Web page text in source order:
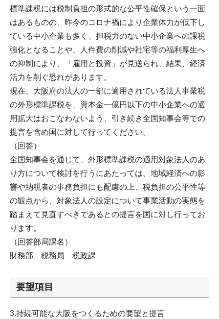
標準課税には税制負担の形式的な公平性確保という一面
はあるものの、昨今のコロナ禍により企業体力が低下し
ている中小企業も多く、担税力のない中小企業への課税
強化となることや、人件費の削減や社宅等の福利厚生へ
の抑制により、「雇用と投資」が見送られ、結果、経済
活力を削ぐ恐れがあります。
現在、大阪府の法人の一部に適用されている法人事業税
の外形標準課税を、資本金一億円以下の中小企業への適
用拡大はおこなわないよう、引き続き全国知事会等での
提言を含め国に対して行ってください。
（回答）
全国知事会を通じて、外形標準課税の適用対象法人のあ
り方について検討を行うにあたっては、地域経済への影
響や納税者の事務負担にも配慮の上、税負担の公平性等
の観点から、対象法人の設定について事業活動の実態を
踏まえて見直すべきであるとの提言を国に対し行ってお
ります。
（回答部局課名）
財務部 税務局 税政課
要望項目
3.持続可能な大阪をつくるための要望と提言